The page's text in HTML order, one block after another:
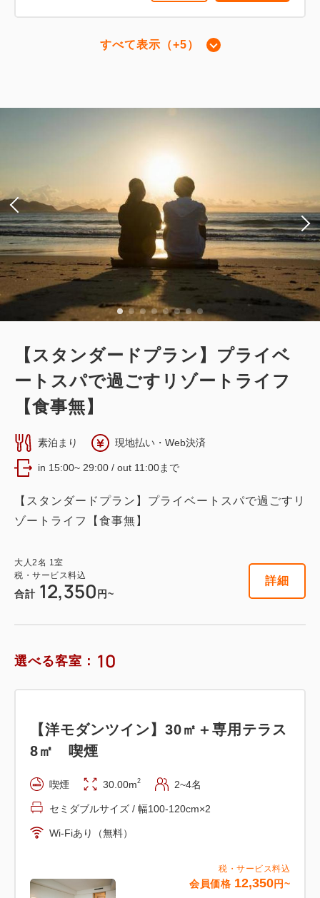
税・サービス料込
会員価格 24,700円~
大人2名1室
税・サービス料込
合計 26,000円~
セミダブルサイズ / 幅100-120cm×2
Wi-Fiあり（無料）
税・サービス料込
24,700円~
12㎡ 信楽焼露天風呂 喫煙
セミダブルサイズ / 幅100-120cm×2 布団×4
詳細 日付を選択
【洋モダンツイン】30㎡＋専用テラス
8㎡ 信楽焼露天風呂
禁煙 30.00m
Wi-Fiあり（無料）
すべて表示（+5）
【スタンダードプラン】プライベ
ートスパで過ごすリゾートライフ
【食事無】
素泊まり 現地払い・Web決済
in 15:00~ 29:00 / out 11:00まで
【スタンダードプラン】プライベートスパで過ごすリ
ゾートライフ【食事無】
大人 2名 1 室
税・サービス料込
合計 12,350 円~
詳細
選べる客室： 10
税・サービス料込
会員価格 12,350円~
【洋モダンツイン】30㎡＋専用テラス
8㎡ 喫煙
喫煙 30.00m2 2~4名
セミダブルサイズ / 幅100-120cm×2
Wi-Fiあり（無料）